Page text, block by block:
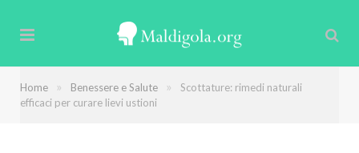
Home » Benessere e Salute »
Scottature: rimedi naturali
efficaci per curare lievi ustioni